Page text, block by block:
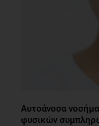
Αυτοάνοσα
φυσικών